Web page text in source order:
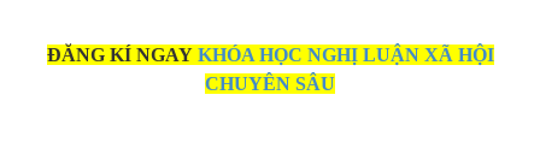
ĐĂNG KÍ NGAY KHÓA HỌC NGHỊ LUẬN XÃ HỘI
CHUYÊN SÂU